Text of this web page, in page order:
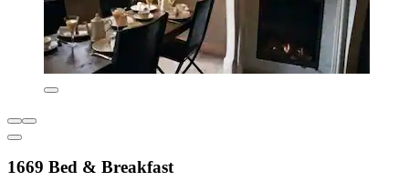
1669 Bed & Breakfast